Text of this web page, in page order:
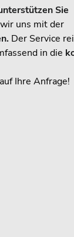
Sie
uns mit der
Der Service
in die
Ihre Anfrage!